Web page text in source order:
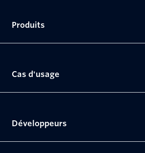
Produits
Cas d'usage
Développeurs